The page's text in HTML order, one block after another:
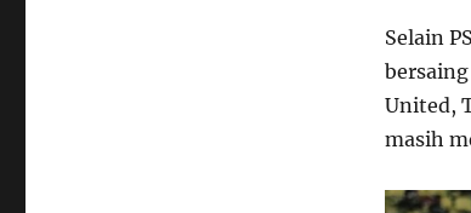
Selain
United,
masih